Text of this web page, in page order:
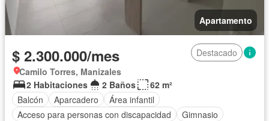
Apartamento
$ 2.300.000/mes
Destacado
Camilo Torres, Manizales
2 Habitaciones
2 Baños
62 m²
Balcón
Aparcadero
Área infantil
Acceso para personas con discapacidad
Gimnasio